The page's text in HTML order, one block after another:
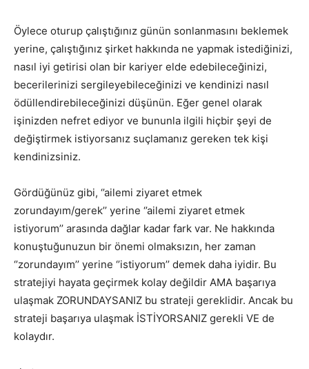
Öylece oturup çalıştığınız günün sonlanmasını beklemek
yerine, çalıştığınız şirket hakkında ne yapmak istediğinizi,
nasıl iyi getirisi olan bir kariyer elde edebileceğinizi,
becerilerinizi sergileyebileceğinizi ve kendinizi nasıl
ödüllendirebileceğinizi düşünün. Eğer genel olarak
işinizden nefret ediyor ve bununla ilgili hiçbir şeyi de
değiştirmek istiyorsanız suçlamanız gereken tek kişi
kendinizsiniz.
Gördüğünüz gibi, ‘’ailemi ziyaret etmek
zorundayım/gerek’’ yerine ‘’ailemi ziyaret etmek
istiyorum’’ arasında dağlar kadar fark var. Ne hakkında
konuştuğunuzun bir önemi olmaksızın, her zaman
‘’zorundayım’’ yerine ‘’istiyorum’’ demek daha iyidir. Bu
stratejiyi hayata geçirmek kolay değildir AMA başarıya
ulaşmak ZORUNDAYSANIZ bu strateji gereklidir. Ancak bu
strateji başarıya ulaşmak İSTİYORSANIZ gerekli VE de
kolaydır.